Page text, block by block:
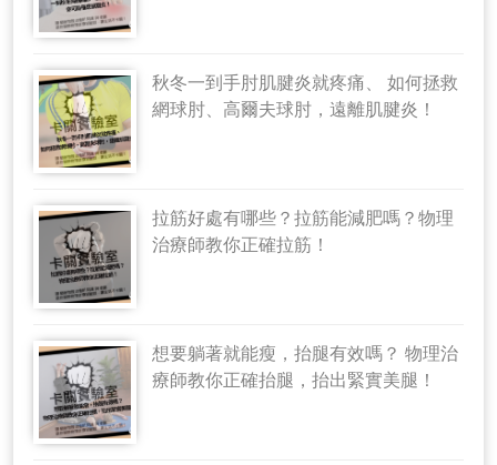
秋冬一到手肘肌腱炎就疼痛、 如何拯救
網球肘、高爾夫球肘，遠離肌腱炎！
拉筋好處有哪些？拉筋能減肥嗎？物理
治療師教你正確拉筋！
想要躺著就能瘦，抬腿有效嗎？ 物理治
療師教你正確抬腿，抬出緊實美腿！